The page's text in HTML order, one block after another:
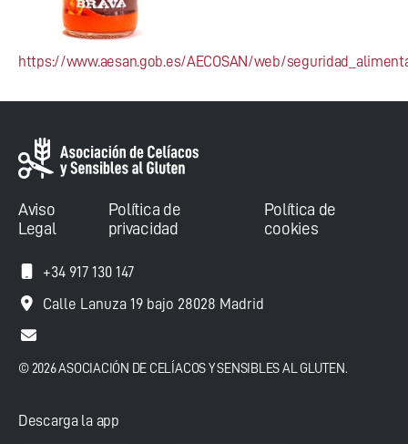
https://www.aesan.gob.es/AECOSAN/web/
Aviso
Legal
Política de
privacidad
Política de
cookies
+34 917 130 147
Calle Lanuza 19 bajo 28028 Madrid
© 2026 ASOCIACIÓN DE CELÍACOS Y SENSIBLES AL GLUTEN.
Descarga la app